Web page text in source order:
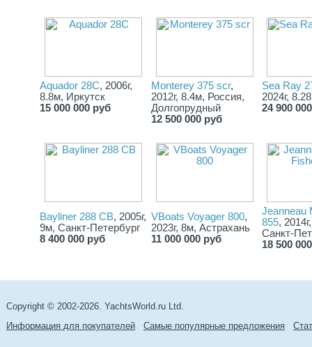
Aquador 28C, 2006г,
8.8м, Иркутск
15 000 000 руб
Monterey 375 scr,
2012г, 8.4м, Россия,
Долгопрудный
12 500 000 руб
Sea Ray
2024г,
24 900
Bayliner 288 CB, 2005г,
9м, Санкт-Петербург
8 400 000 руб
VBoats Voyager 800,
2023г, 8м, Астрахань
11 000 000 руб
Jeanneau
855,
Санкт-
18 500
Copyright © 2002-2026. YachtsWorld.ru Ltd.
Информация для покупателей
Самые популярные предложения